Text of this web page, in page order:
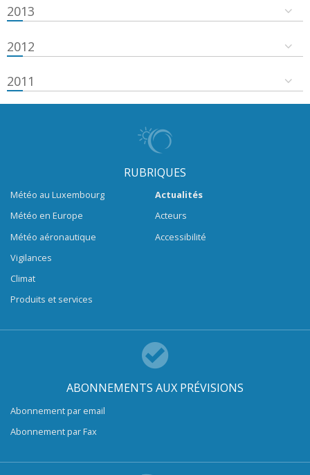
2013
2012
2011
RUBRIQUES
Météo au Luxembourg
Météo en Europe
Météo aéronautique
Vigilances
Climat
Produits et services
Actualités
Acteurs
Accessibilité
ABONNEMENTS AUX PRÉVISIONS
Abonnement par email
Abonnement par Fax